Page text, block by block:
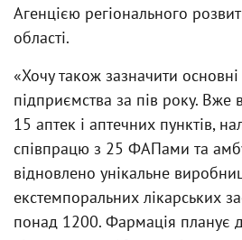
Агенцією регіонального
області.
«Хочу також зазначити
підприємства за пів року. Вже
15 аптек і аптечних пунктів,
співпрацю з 25 ФАПами та
відновлено унікальне
екстемпоральних лікарських
понад 1200. Фармація планує